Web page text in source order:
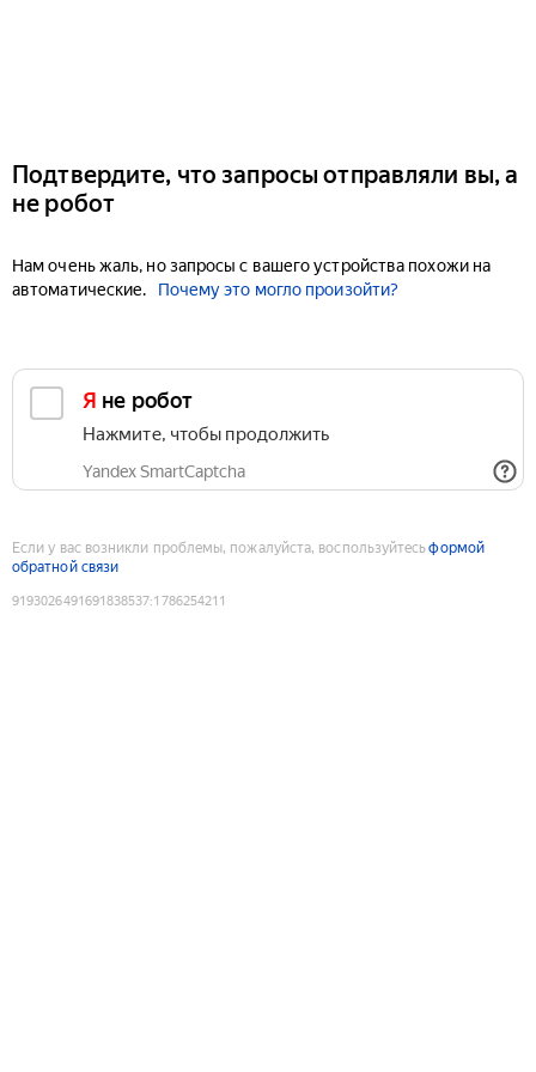
Подтвердите, что запросы отправляли вы, а
не робот
Нам очень жаль, но запросы с вашего устройства похожи на
автоматические.
Почему это могло произойти?
Я не робот
Нажмите, чтобы продолжить
Yandex SmartCaptcha
Если у вас возникли проблемы, пожалуйста, воспользуйтесьформой
обратной связи
9193026491691838537:1786254211